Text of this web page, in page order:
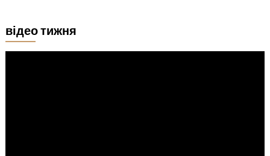
відео тижня